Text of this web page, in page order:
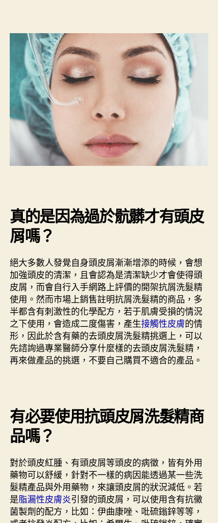
真的是因為過於骯髒才有頭皮
屑嗎？
絕大多數人發覺自身頭皮屑漸漸增添的時候，會想
加強頭皮的清潔，且會認為是清潔缺少才會使得頭
皮屑，而會自行入手網路上評價的開架抗屑洗髮精
使用。然而市場上銷售註明抗屑洗髮精的商品，多
半都含有刺激性的化學配方，若于肌膚受損的情況
之下使用，會造成二度傷害，產生接觸性皮膚的情
形，因此於含有藥的去頭皮屑洗髮精挑選上，可以
先諮詢過專業醫師分享什麼樣的去頭皮屑洗髮精，
再來做產品的挑選，不要自己購買不適合的產品。
有必要使用抗頭皮屑洗髮精商
品嗎？
對於頭皮紅腫、有頭皮屑等頭皮的病徵，皆有外用
藥物可以舒緩，針對不一樣的病因能透過某一些洗
髮精產品與外用藥物，來讓頭皮屑的狀況減低。若
是脂漏性皮膚炎引發的頭皮屑，可以使用含有抗黴
菌製劑的配方，比如：伊曲康唑、吡硫鎓鋅等等，